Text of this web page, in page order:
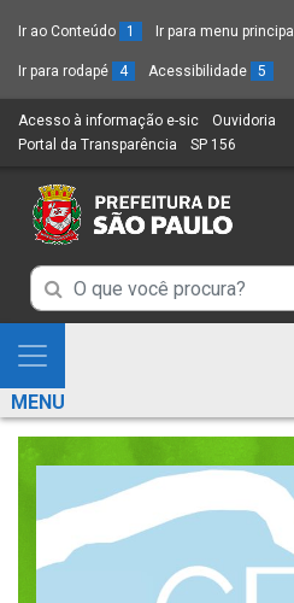
Ir ao Conteúdo 1 Ir para menu principal
Ir para rodapé 4 Acessibilidade 5
Acesso à informação e-sic (Link
para
novo
sítio)
Ouvidoria
Portal da Transparência (Link
um
novo
SP 156
Campo
de
Busca
de
informações
Campo
de
de
informações
Mostra
e
Esconde
Menu
MENU